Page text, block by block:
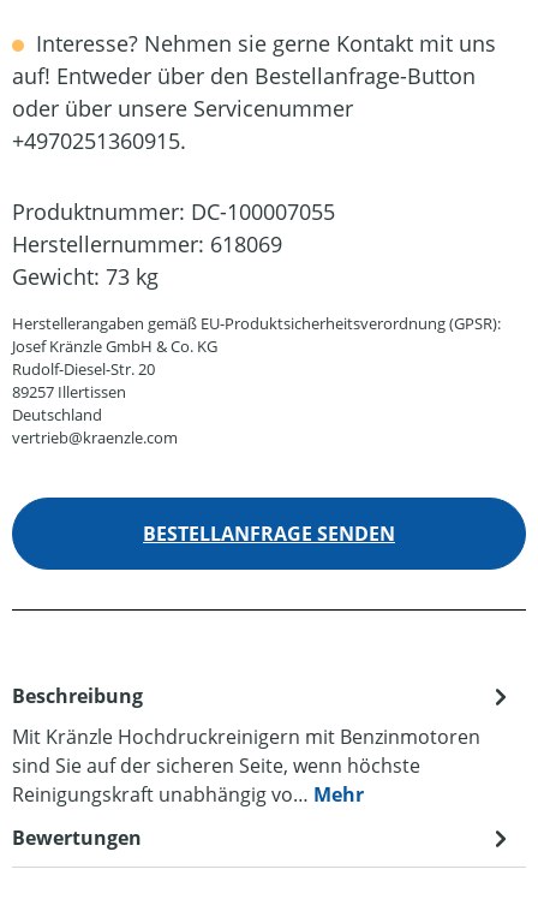
Interesse? Nehmen sie gerne Kontakt mit uns
auf! Entweder über den Bestellanfrage-Button
oder über unsere Servicenummer
+4970251360915.
Produktnummer: DC-100007055
Herstellernummer: 618069
Gewicht: 73 kg
Herstellerangaben gemäß EU-Produktsicherheitsverordnung (GPSR):
Josef Kränzle GmbH & Co. KG
Rudolf-Diesel-Str. 20
89257 Illertissen
Deutschland
vertrieb@kraenzle.com
BESTELLANFRAGE SENDEN
Beschreibung
Mit Kränzle Hochdruckreinigern mit Benzinmotoren
sind Sie auf der sicheren Seite, wenn höchste
Reinigungskraft unabhängig vo… Mehr
Bewertungen